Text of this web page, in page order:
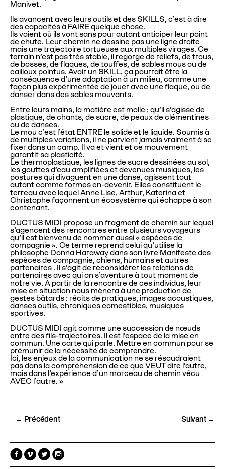
Manivet.
Ils avancent avec leurs outils et des SKILLS, c’est à dire
des capacités à FAIRE quelque chose.
Ils voient où ils vont sans pour autant anticiper leur point
de chute. Leur chemin ne dessine pas une ligne droite
mais une trajectoire tortueuse aux multiples virages. Ce
terrain n’est pas très stable, il regorge de reliefs, de trous,
de bosses, de flaques, de touffes, de sables mous ou de
cailloux pointus. Avoir un SKILL, ça pourrait être la
conséquence d’une adaptation à un milieu, comme une
façon plus expérimentée de jouer avec une flaque, ou de
danser dans des sables mouvants.
Entre leurs mains, la matière est molle ; qu’il s’agisse de
plastique, de chants, de sucre, de peaux de clémentines
ou de danses.
Le mou c’est l’état ENTRE le solide et le liquide. Soumis à
de multiples variations, il ne parvient jamais vraiment à se
fixer dans un camp. Il va et vient et ce mouvement
garantit sa plasticité.
Le thermoplastique, les lignes de sucre dessinées au sol,
les gouttes d’eau amplifiées et devenues musiques, les
postures qui divaguent en une danse, agissent tout
autant comme formes en-devenir. Elles constituent le
terreau avec lequel Anne Lise, Arthur, Katerina et
Christophe façonnent un écosystème qui échappe à son
contenant.
DUCTUS MIDI propose un fragment de chemin sur lequel
s’agencent des rencontres entre plusieurs voyageurs
qu’il est bienvenu de nommer aussi « espèces de
compagnie ». Ce terme reprend celui qu’utilise la
philosophe Donna Haraway dans son livre Manifeste des
espèces de compagnie, chiens, humains et autres
partenaires . Il s’agit de reconsidérer les relations de
partenaires avec qui on s’aventure à tout moment de
notre vie. À partir de la rencontre de ces individus, leur
mise en situation nous mènera à une production de
gestes bâtards : récits de pratiques, images acoustiques,
danses outils, chroniques comestibles, musiques
sportives.
DUCTUS MIDI agit comme une succession de nœuds
entre des fils-trajectoires. Il est l’espace de la mise en
commun. Une carte qui parle. Mettre en commun pour se
prémunir de la nécessité de comprendre.
Ici, les enjeux de la communication ne se résoudraient
pas dans la compréhension de ce que VEUT dire l’autre,
mais dans l’expérience d’un morceau de chemin vécu
AVEC l’autre. »
← Précédent Suivant →
F
a
c
V
i
m
T
w
i
s